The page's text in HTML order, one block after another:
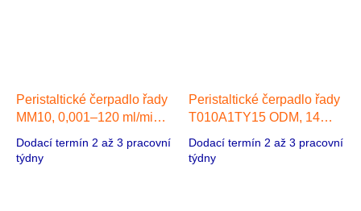
Peristaltické čerpadlo řady
MM10, 0,001–120 ml/min,
motor/Krokový motor
Dodací termín 2 až 3 pracovní
týdny
Peristaltické čerpadlo řady
T010A1TY15 ODM, 14
Synchronní motor 50
Dodací termín 2 až 3 pracovní
týdny